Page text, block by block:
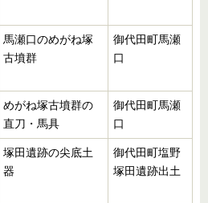
馬瀬口のめがね塚
古墳群
御代田町馬瀬
口
めがね塚古墳群の
直刀・馬具
御代田町馬瀬
口
塚田遺跡の尖底土
器
御代田町塩野
塚田遺跡出土